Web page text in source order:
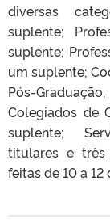
diversas
suplente;
suplente;
um suplente;
Pós-
Colegiados de
suplente;
titulares e três
feitas de 10 a 12